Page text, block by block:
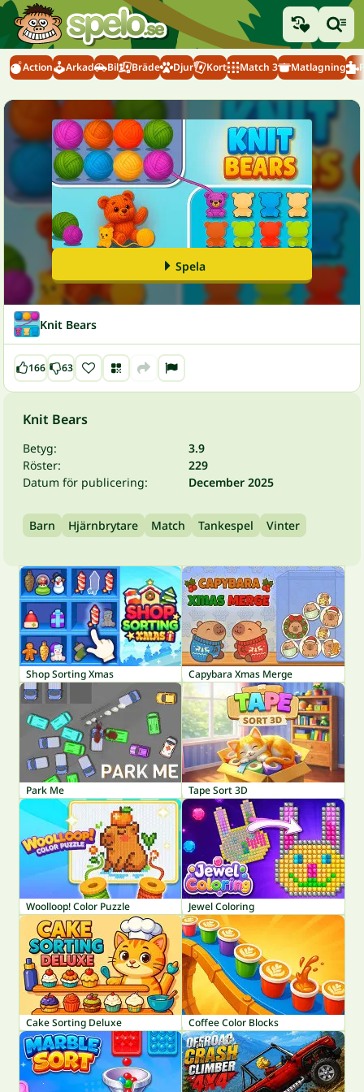
Action Arkad Bil Bräde Djur Kort Match 3 Matlagning
Spela
Knit Bears
166 63
Knit Bears
Betyg:
3.9
Röster:
229
Datum för publicering:
December 2025
Barn Hjärnbrytare Match Tankespel Vinter
Shop Sorting Xmas Capybara Xmas Merge
Park Me Tape Sort 3D
Woolloop! Color Puzzle Jewel Coloring
Cake Sorting Deluxe Coffee Color Blocks